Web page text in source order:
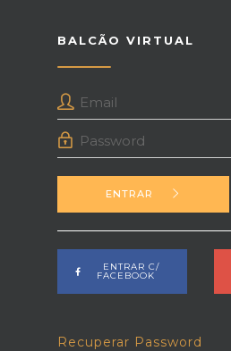
BALCÃO VIRTUAL
ENTRAR
ENTRAR C/
FACEBOOK
Recuperar Password